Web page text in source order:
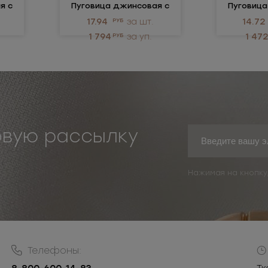
c
Пуговица джинсовая c
плавающей ножкой
17.94 РУБ за шт.
1 794 РУБ за уп.
14.72
1 472
рассылку
Нажимая на
Телефоны: